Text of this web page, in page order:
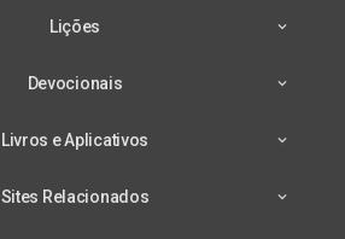
Lições
Devocionais
Livros e Aplicativos
Sites Relacionados